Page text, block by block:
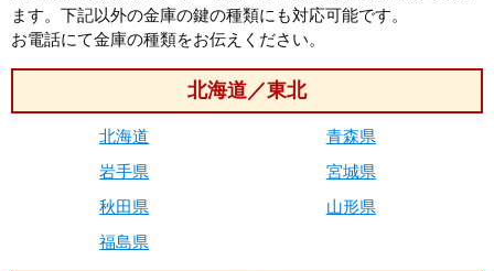
ます。下記以外の金庫の鍵の種類にも対応可能です。
お電話にて金庫の種類をお伝えください。
北海道／東北
北海道
青森県
岩手県
宮城県
秋田県
山形県
福島県